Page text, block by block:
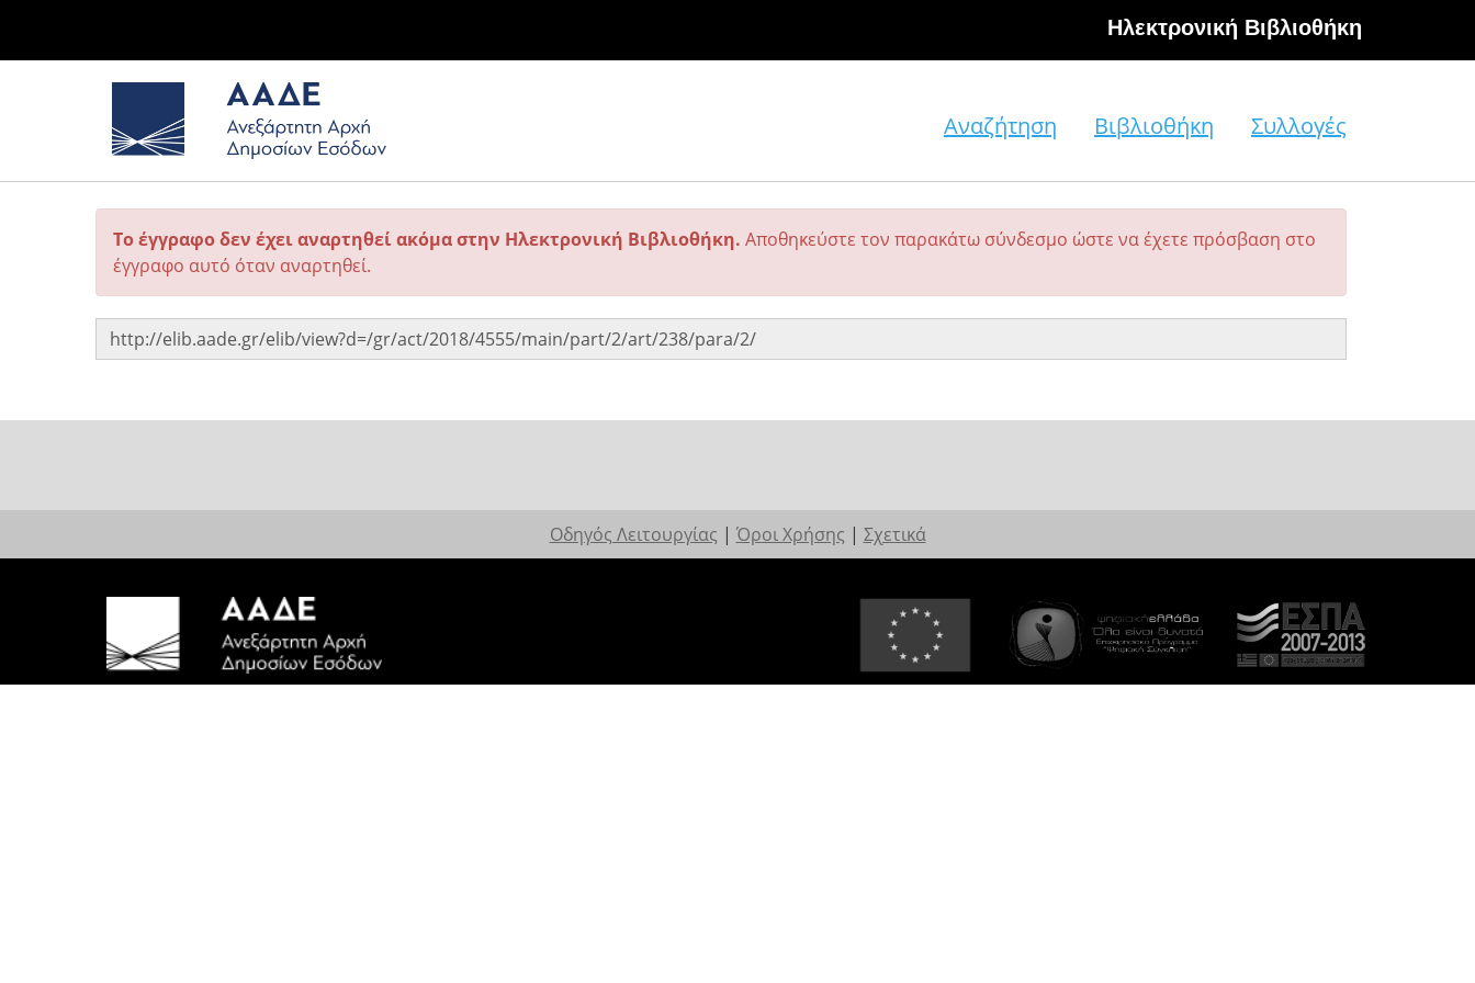
Hλεκτρονική Βιβλιοθήκη
Αναζήτηση Βιβλιοθήκη Συλλογές
Το έγγραφο δεν έχει αναρτηθεί ακόμα στην Ηλεκτρονική Βιβλιοθήκη. Αποθηκεύστε τον παρακάτω σύνδεσμο ώστε να έχετε πρόσβαση στο
έγγραφο αυτό όταν αναρτηθεί.
Οδηγός Λειτουργίας | Όροι Χρήσης | Σχετικά